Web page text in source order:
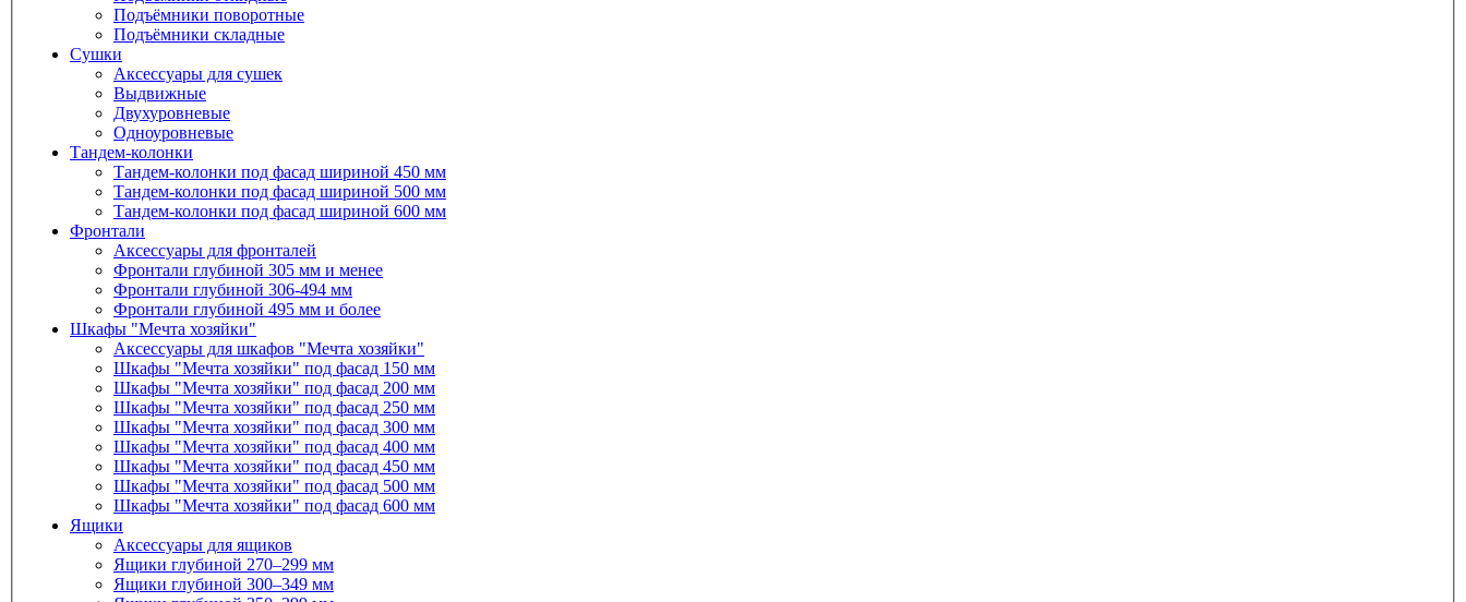
Подъёмники поворотные
Подъёмники складные
Сушки
Аксессуары для сушек
Выдвижные
Двухуровневые
Одноуровневые
Тандем-колонки
Тандем-колонки под фасад шириной 450 мм
Тандем-колонки под фасад шириной 500 мм
Тандем-колонки под фасад шириной 600 мм
Фронтали
Аксессуары для фронталей
Фронтали глубиной 305 мм и менее
Фронтали глубиной 306-494 мм
Фронтали глубиной 495 мм и более
Шкафы "Мечта хозяйки"
Аксессуары для шкафов "Мечта хозяйки"
Шкафы "Мечта хозяйки" под фасад 150 мм
Шкафы "Мечта хозяйки" под фасад 200 мм
Шкафы "Мечта хозяйки" под фасад 250 мм
Шкафы "Мечта хозяйки" под фасад 300 мм
Шкафы "Мечта хозяйки" под фасад 400 мм
Шкафы "Мечта хозяйки" под фасад 450 мм
Шкафы "Мечта хозяйки" под фасад 500 мм
Шкафы "Мечта хозяйки" под фасад 600 мм
Ящики
Аксессуары для ящиков
Ящики глубиной 270–299 мм
Ящики глубиной 300–349 мм